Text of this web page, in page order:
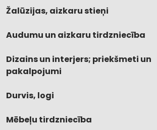
Žalūzijas, aizkaru stieņi
Audumu un aizkaru tirdzniecība
Dizains un interjers; priekšmeti un
pakalpojumi
Durvis, logi
Mēbeļu tirdzniecība